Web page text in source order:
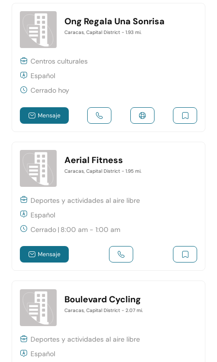
Ong Regala Una Sonrisa
Caracas, Capital District - 1.93 mi.
Centros culturales
Español
Cerrado hoy
Mensaje
Aerial Fitness
Caracas, Capital District - 1.95 mi.
Deportes y actividades al aire libre
Español
Cerrado | 8:00 am - 1:00 am
Mensaje
Boulevard Cycling
Caracas, Capital District - 2.07 mi.
Deportes y actividades al aire libre
Español